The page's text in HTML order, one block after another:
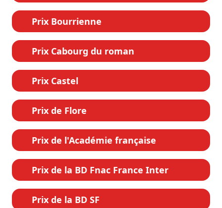
Prix Bourrienne
Prix Cabourg du roman
Prix Castel
Prix de Flore
Prix de l'Académie française
Prix de la BD Fnac France Inter
Prix de la BD SF